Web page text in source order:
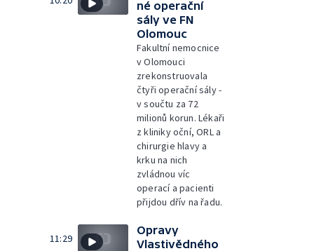
né operační
sály ve FN
Olomouc
Fakultní nemocnice
v Olomouci
zrekonstruovala
čtyři operační sály -
v součtu za 72
milionů korun. Lékaři
z kliniky oční, ORL a
chirurgie hlavy a
krku na nich
zvládnou víc
operací a pacienti
přijdou dřív na řadu.
11:29
Opravy
Vlastivědného